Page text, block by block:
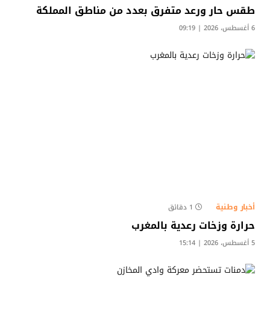
طقس حار ورعد متفرق بعدد من مناطق المملكة
6 أغسطس، 2026 | 09:19
أخبار وطنية 1 دقائق
حرارة وزخات رعدية بالمغرب
5 أغسطس، 2026 | 15:14